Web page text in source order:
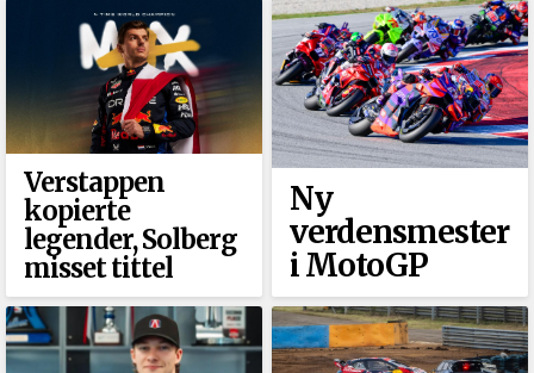
Verstappen
kopierte
legender, Solberg
misset tittel
Ny
verdensmester
i MotoGP